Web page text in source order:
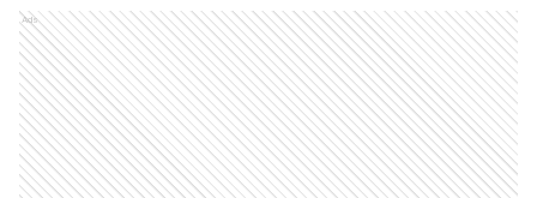
Ads